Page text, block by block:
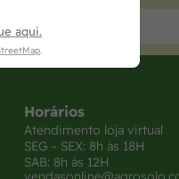
Horários
Atendimento loja virtual
SEG - SEX: 8h às 18H
SAB: 8h às 12H
aqui.